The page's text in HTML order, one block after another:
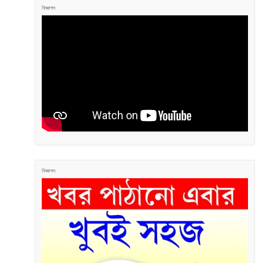
বিজ্ঞাপন
বিজ্ঞাপন